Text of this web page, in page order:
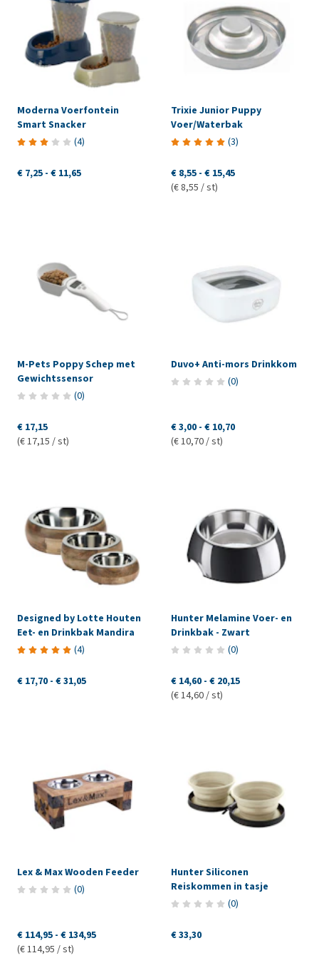
Moderna Voerfontein
Smart Snacker
(4)
€ 7,25 - € 11,65
Trixie Junior Puppy
Voer/Waterbak
(3)
€ 8,55 - € 15,45
(€ 8,55 / st)
M-Pets Poppy Schep met
Gewichtssensor
(0)
€ 17,15
(€ 17,15 / st)
Duvo+ Anti-mors Drinkkom
(0)
€ 3,00 - € 10,70
(€ 10,70 / st)
Designed by Lotte Houten
Eet- en Drinkbak Mandira
(4)
€ 17,70 - € 31,05
Hunter Melamine Voer- en
Drinkbak - Zwart
(0)
€ 14,60 - € 20,15
(€ 14,60 / st)
Lex & Max Wooden Feeder
(0)
€ 114,95 - € 134,95
(€ 114,95 / st)
Hunter Siliconen
Reiskommen in tasje
(0)
€ 33,30